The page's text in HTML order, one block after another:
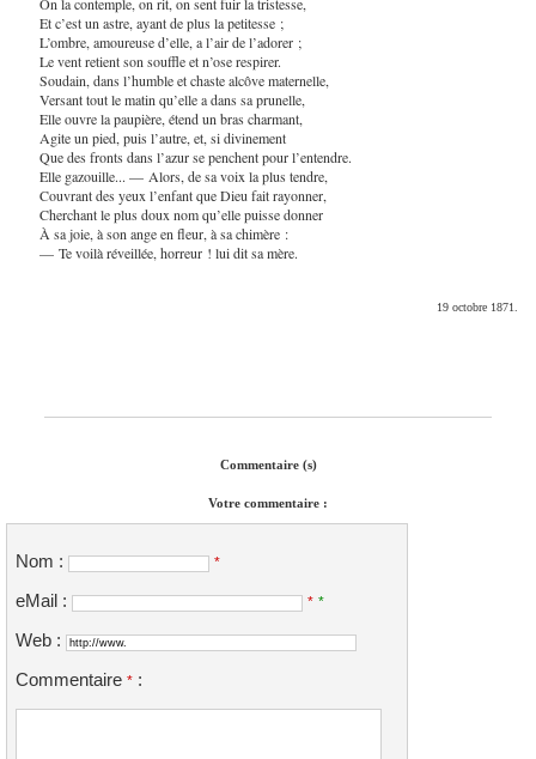
Et c’est un astre, ayant de plus la petitesse ;
L’ombre, amoureuse d’elle, a l’air de l’adorer ;
Le vent retient son souffle et n’ose respirer.
Soudain, dans l’humble et chaste alcôve maternelle,
Versant tout le matin qu’elle a dans sa prunelle,
Elle ouvre la paupière, étend un bras charmant,
Agite un pied, puis l’autre, et, si divinement
Que des fronts dans l’azur se penchent pour l’entendre.
Elle gazouille... — Alors, de sa voix la plus tendre,
Couvrant des yeux l’enfant que Dieu fait rayonner,
Cherchant le plus doux nom qu’elle puisse donner
À sa joie, à son ange en fleur, à sa chimère :
— Te voilà réveillée, horreur ! lui dit sa mère.
19 octobre 1871.
Commentaire (s)
Votre commentaire :
Nom : *
eMail : * *
Web :
Commentaire * :